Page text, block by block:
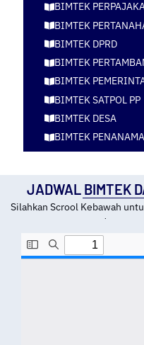
BIMTEK
BIMTEK
BIMTEK DPRD
BIMTEK
BIMTEK
BIMTEK SATPOL PP
BIMTEK DESA
BIMTEK
JADWAL BIMTEK
Silahkan Scrool Kebawah
dan